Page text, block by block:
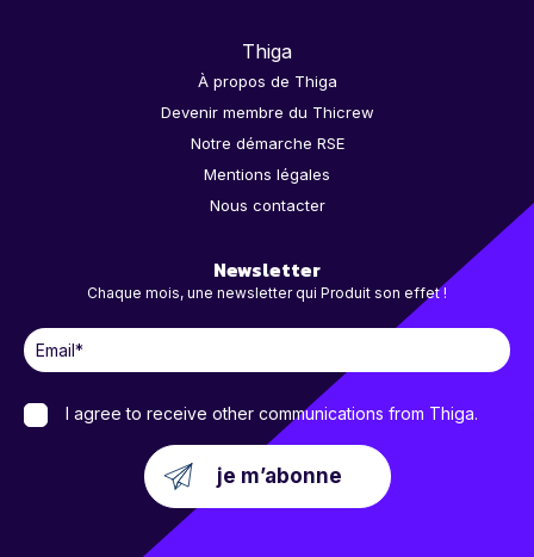
Thiga
À propos de Thiga
Devenir membre du Thicrew
Notre démarche RSE
Mentions légales
Nous contacter
Newsletter
Chaque mois, une newsletter qui Produit son effet !
I agree to receive other communications from Thiga.